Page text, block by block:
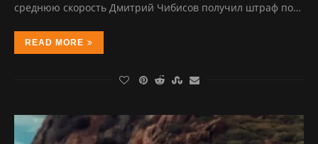
среднюю скорость Дмитрий Чибисов получил штраф по…
READ MORE